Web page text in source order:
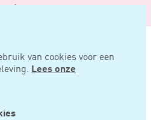
van cookies voor een
Lees onze
belastingzaken